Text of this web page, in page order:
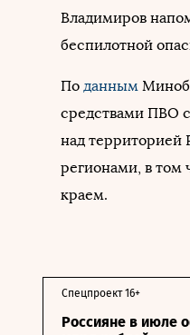
Владимиров
беспилотной
По данным
средствами ПВО
над территорией
регионами, в том
краем.
Россияне в июле
Спецпроект 16+